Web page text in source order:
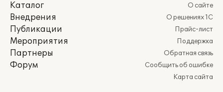
Каталог
Внедрения
Публикации
Мероприятия
Партнеры
Форум
О сайте
О решениях 1С
Прайс-лист
Поддержка
Обратная связь
Сообщить об ошибке
Карта сайта